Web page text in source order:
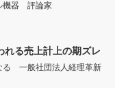
機器 評論家
る売上計上の期ズレ
る 一般社団法人経理革新